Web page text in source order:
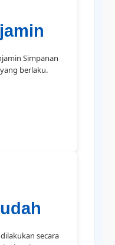
Simpanan
berlaku.
secara